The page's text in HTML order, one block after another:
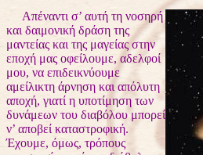
Απέναντι σ’ αυτή τη νοσηρή
και δαιμονική δράση της
μαντείας και της μαγείας στην
εποχή μας οφείλουμε, αδελφοί
μου, να επιδεικνύουμε
αμείλικτη άρνηση και απόλυτη
αποχή, γιατί η υποτίμηση των
δυνάμεων του διαβόλου μπορεί
ν’ αποβεί καταστροφική.
Έχουμε, όμως, τρόπους